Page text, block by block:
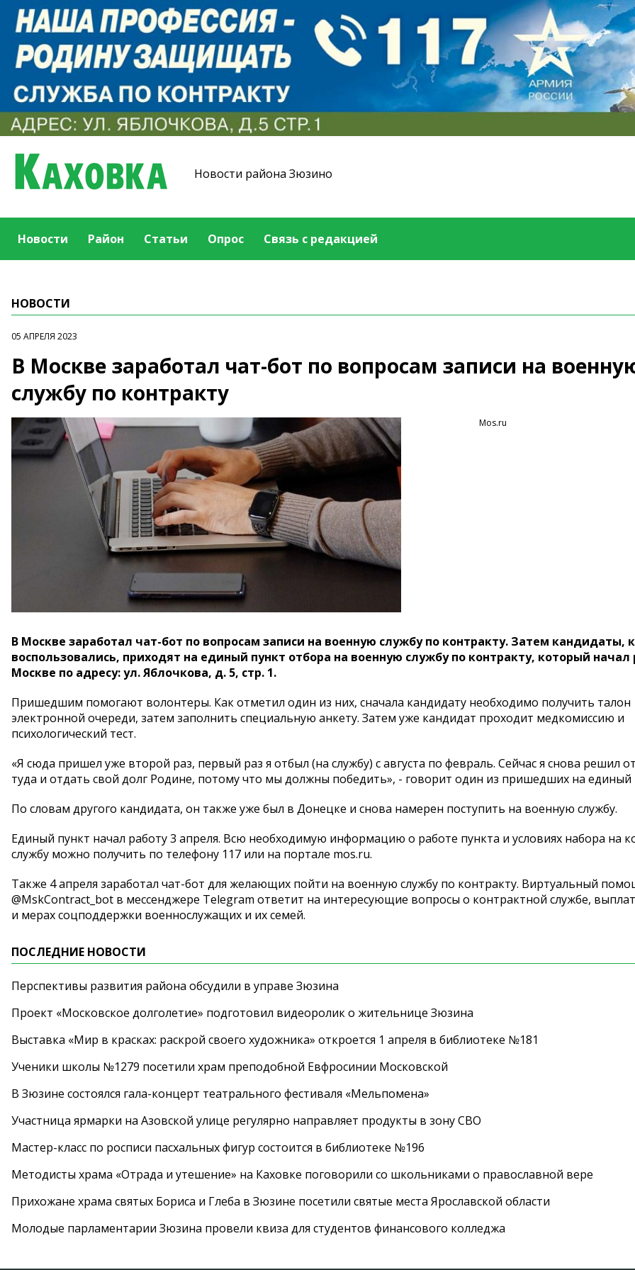
Новости района Зюзино
Новости Район Статьи Опрос Связь с редакцией
НОВОСТИ
05 АПРЕЛЯ 2023
В Москве заработал чат-бот по вопросам записи на
службу по контракту
Mos.ru
В Москве заработал чат-бот по вопросам записи на военную службу по контракту. Затем кандидаты,
воспользовались, приходят на единый пункт отбора на военную службу по контракту, который начал
Москве по адресу: ул. Яблочкова, д. 5, стр. 1.
Пришедшим помогают волонтеры. Как отметил один из них, сначала кандидату необходимо получить талон
электронной очереди, затем заполнить специальную анкету. Затем уже кандидат проходит медкомиссию и
психологический тест.
«Я сюда пришел уже второй раз, первый раз я отбыл (на службу) с августа по февраль. Сейчас я снова решил
туда и отдать свой долг Родине, потому что мы должны победить», - говорит один из пришедших на единый
По словам другого кандидата, он также уже был в Донецке и снова намерен поступить на военную службу.
Единый пункт начал работу 3 апреля. Всю необходимую информацию о работе пункта и условиях набора на
службу можно получить по телефону 117 или на портале mos.ru.
Также 4 апреля заработал чат-бот для желающих пойти на военную службу по контракту. Виртуальный
@MskContract_bot в мессенджере Telegram ответит на интересующие вопросы о контрактной службе,
и мерах соцподдержки военнослужащих и их семей.
ПОСЛЕДНИЕ НОВОСТИ
Перспективы развития района обсудили в управе Зюзина
Проект «Московское долголетие» подготовил видеоролик о жительнице Зюзина
Выставка «Мир в красках: раскрой своего художника» откроется 1 апреля в библиотеке №181
Ученики школы №1279 посетили храм преподобной Евфросинии Московской
В Зюзине состоялся гала-концерт театрального фестиваля «Мельпомена»
Участница ярмарки на Азовской улице регулярно направляет продукты в зону СВО
Мастер-класс по росписи пасхальных фигур состоится в библиотеке №196
Методисты храма «Отрада и утешение» на Каховке поговорили со школьниками о православной вере
Прихожане храма святых Бориса и Глеба в Зюзине посетили святые места Ярославской области
Молодые парламентарии Зюзина провели квиза для студентов финансового колледжа